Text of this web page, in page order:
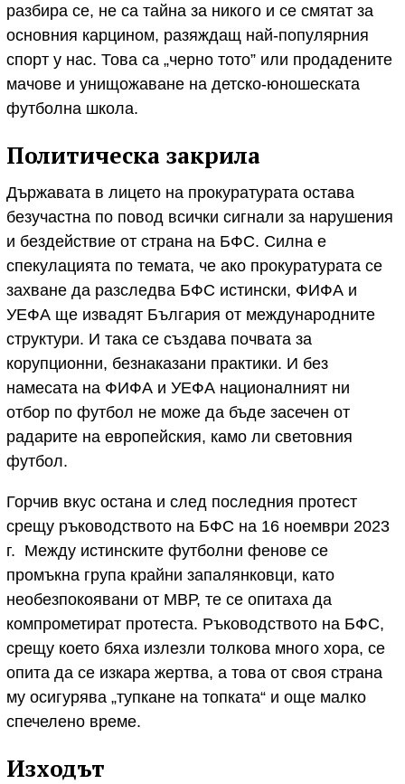
разбира се, не са тайна за никого и се смятат за
основния карцином, разяждащ най-популярния
спорт у нас. Това са „черно тото” или продадените
мачове и унищожаване на детско-юношеската
футболна школа.
Политическа закрила
Държавата в лицето на прокуратурата остава
безучастна по повод всички сигнали за нарушения
и бездействие от страна на БФС. Силна е
спекулацията по темата, че ако прокуратурата се
захване да разследва БФС истински, ФИФА и
УЕФА ще извадят България от международните
структури. И така се създава почвата за
корупционни, безнаказани практики. И без
намесата на ФИФА и УЕФА националният ни
отбор по футбол не може да бъде засечен от
радарите на европейския, камо ли световния
футбол.
Горчив вкус остана и след последния протест
срещу ръководството на БФС на 16 ноември 2023
г. Между истинските футболни фенове се
промъкна група крайни запалянковци, като
необезпокоявани от МВР, те се опитаха да
компрометират протеста. Ръководството на БФС,
срещу което бяха излезли толкова много хора, се
опита да се изкара жертва, а това от своя страна
му осигурява „тупкане на топката“ и още малко
спечелено време.
Изходът